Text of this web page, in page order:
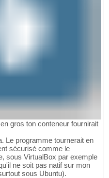
gros ton conteneur fournirait
Le programme tournerait en
sécurisé comme le
sous VirtualBox par exemple
ne soit pas natif sur mon
sous Ubuntu).